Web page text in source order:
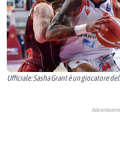
Ufficiale: Sasha Grant è un giocatore